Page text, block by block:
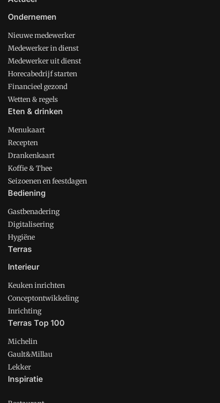
Ondernemen
Nieuwe medewerker
Medewerker in dienst
Medewerker uit dienst
Horecabedrijf starten
Financieel gezond
Wetten & regels
Eten & drinken
Menukaart
Recepten
Drankenkaart
Koffie & Thee
Seizoenen en feestdagen
Bediening
Gastbenadering
Digitalisering
Hygiëne
Terras
Interieur
Keuken inrichten
Conceptontwikkeling
Inrichting
Terras Top 100
Michelin
Gault&Millau
Lekker
Inspiratie